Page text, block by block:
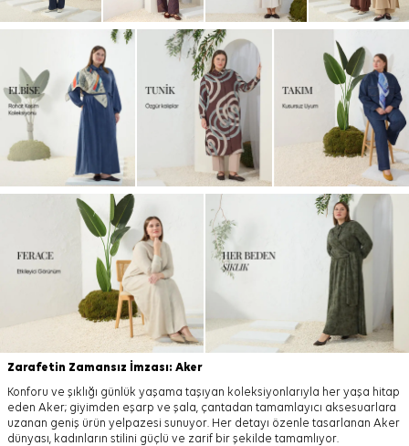
Zarafetin Zamansız İmzası: Aker
Konforu ve şıklığı günlük yaşama taşıyan koleksiyonlarıyla her yaşa hitap
eden Aker; giyimden eşarp ve şala, çantadan tamamlayıcı aksesuarlara
uzanan geniş ürün yelpazesi sunuyor. Her detayı özenle tasarlanan Aker
dünyası, kadınların stilini güçlü ve zarif bir şekilde tamamlıyor.